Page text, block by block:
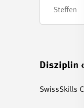
Steffen
Disziplin
SwissSkills